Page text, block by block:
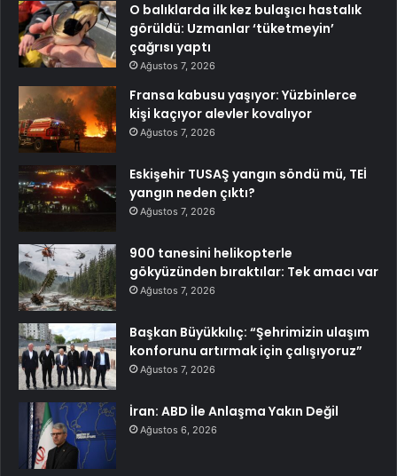
O balıklarda ilk kez bulaşıcı hastalık
görüldü: Uzmanlar ‘tüketmeyin’
çağrısı yaptı
Ağustos 7, 2026
Fransa kabusu yaşıyor: Yüzbinlerce
kişi kaçıyor alevler kovalıyor
Ağustos 7, 2026
Eskişehir TUSAŞ yangın söndü mü, TEİ
yangın neden çıktı?
Ağustos 7, 2026
900 tanesini helikopterle
gökyüzünden bıraktılar: Tek amacı var
Ağustos 7, 2026
Başkan Büyükkılıç: “Şehrimizin ulaşım
konforunu artırmak için çalışıyoruz”
Ağustos 7, 2026
İran: ABD İle Anlaşma Yakın Değil
Ağustos 6, 2026